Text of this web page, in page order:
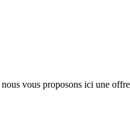
vous proposons ici une